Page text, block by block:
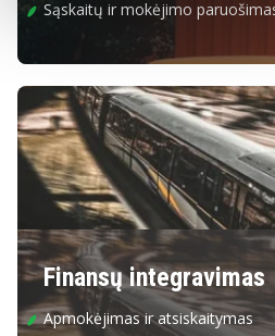
Sąskaitų ir mokėjimo
Finansų integravimas
Apmokėjimas ir atsiskaitymas